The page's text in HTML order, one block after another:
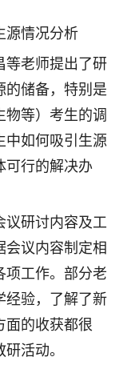
源情况分析
等老师提出了研
的储备，特别是
等）考生的调
中如何吸引生源
可行的解决办
议研讨内容及工
会议内容制定相
项工作。部分老
经验，了解了新
面的收获都很
活动。